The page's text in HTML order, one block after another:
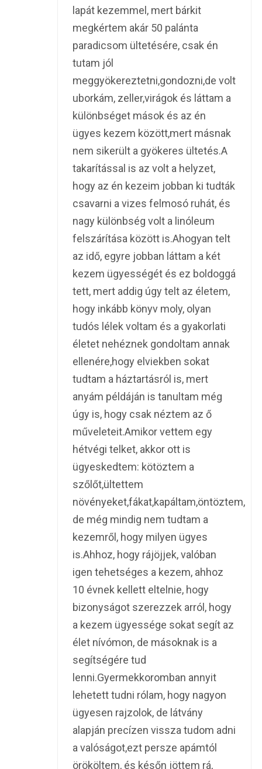
lapát kezemmel, mert bárkit
megkértem akár 50 palánta
paradicsom ültetésére, csak én
tutam jól
meggyökereztetni,gondozni,de volt
uborkám, zeller,virágok és láttam a
különbséget mások és az én
ügyes kezem között,mert másnak
nem sikerült a gyökeres ültetés.A
takarítással is az volt a helyzet,
hogy az én kezeim jobban ki tudták
csavarni a vizes felmosó ruhát, és
nagy különbség volt a linóleum
felszárítása között is.Ahogyan telt
az idő, egyre jobban láttam a két
kezem ügyességét és ez boldoggá
tett, mert addig úgy telt az életem,
hogy inkább könyv moly, olyan
tudós lélek voltam és a gyakorlati
életet nehéznek gondoltam annak
ellenére,hogy elviekben sokat
tudtam a háztartásról is, mert
anyám példáján is tanultam még
úgy is, hogy csak néztem az ő
műveleteit.Amikor vettem egy
hétvégi telket, akkor ott is
ügyeskedtem: kötöztem a
szőlőt,ültettem
növényeket,fákat,kapáltam,öntöztem,
de még mindig nem tudtam a
kezemről, hogy milyen ügyes
is.Ahhoz, hogy rájöjjek, valóban
igen tehetséges a kezem, ahhoz
10 évnek kellett eltelnie, hogy
bizonyságot szerezzek arról, hogy
a kezem ügyessége sokat segít az
élet nívómon, de másoknak is a
segítségére tud
lenni.Gyermekkoromban annyit
lehetett tudni rólam, hogy nagyon
ügyesen rajzolok, de látvány
alapján precízen vissza tudom adni
a valóságot,ezt persze apámtól
örököltem, és későn jöttem rá,